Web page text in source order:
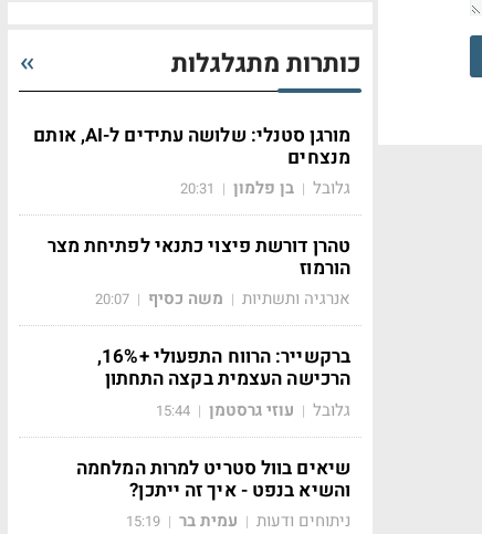
כותרות מתגלגלות
מורגן סטנלי: שלושה עתידים ל-AI, אותם
מנצחים
גלובל | בן פלמון |
20:31
טהרן דורשת פיצוי כתנאי לפתיחת מצר
הורמוז
אנרגיה ותשתיות | משה כסיף |
20:07
ברקשייר: הרווח התפעולי +16%,
הרכישה העצמית בקצה התחתון
גלובל | עוזי גרסטמן |
15:44
שיאים בוול סטריט למרות המלחמה
והשיא בנפט - איך זה ייתכן?
ניתוחים ודעות | עמית בר |
15:19